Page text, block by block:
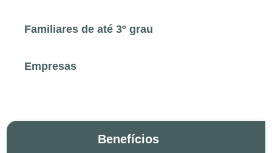
Familiares de até 3º grau
Empresas
Benefícios